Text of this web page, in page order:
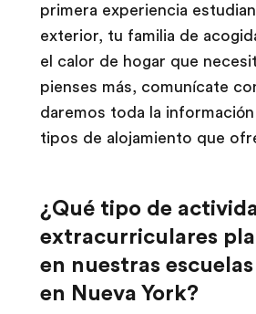
primera experiencia
exterior, tu familia de
el calor de hogar que
pienses más, comunícate
daremos toda la
tipos de alojamiento que
¿Qué tipo de
extracurriculares
en nuestras
en Nueva York?